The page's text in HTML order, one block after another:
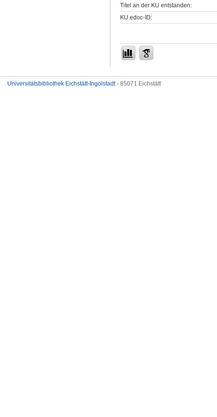
Titel an der KU entstanden:
KU.edoc-ID:
Universitätsbibliothek Eichstätt-Ingolstadt- 85071 Eichstätt